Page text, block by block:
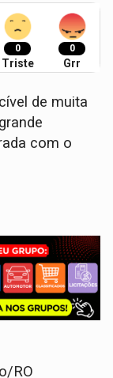
0
Triste
0
Grr
de muita
com o
RO